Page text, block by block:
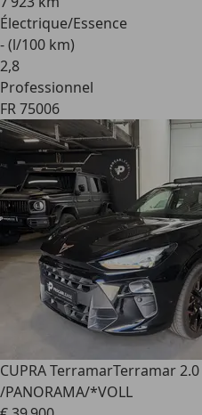
Électrique/Essence
- (l/100 km)
2,8
Professionnel
FR 75006
CUPRA TerramarTerramar
/PANORAMA/*VOLL